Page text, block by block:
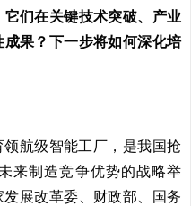
们在关键技术突破、产业
果？下一步将如何深化培
航级智能工厂，是我国抢
来制造竞争优势的战略举
展改革委、财政部、国务